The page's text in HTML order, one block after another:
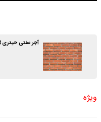
آجر سنتی حیدری 3 نسل در کنار ایرانیان
ویژه